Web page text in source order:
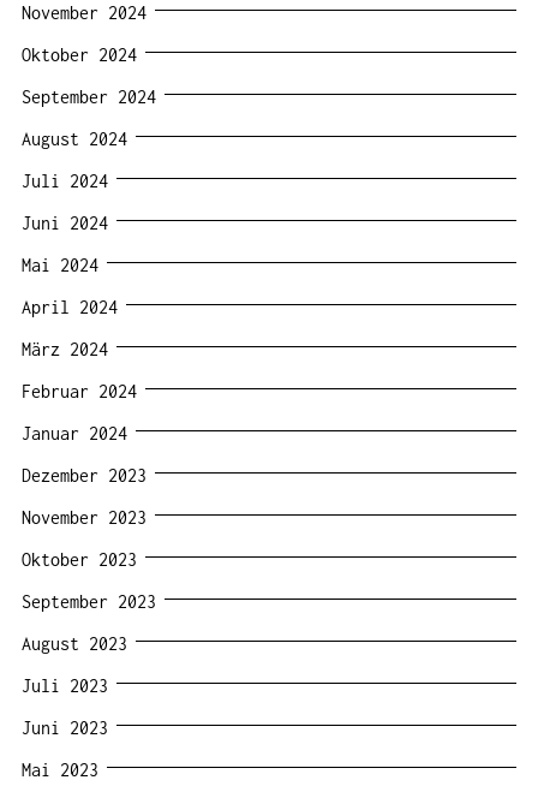
November 2024
Oktober 2024
September 2024
August 2024
Juli 2024
Juni 2024
Mai 2024
April 2024
März 2024
Februar 2024
Januar 2024
Dezember 2023
November 2023
Oktober 2023
September 2023
August 2023
Juli 2023
Juni 2023
Mai 2023